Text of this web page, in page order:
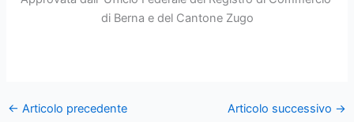
di Berna e del Cantone Zugo
← Articolo precedente Articolo successivo →